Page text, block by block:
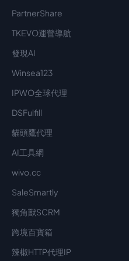
PartnerShare
TKEVO運營導航
發現AI
Winsea123
IPWO全球代理
DSFulfill
貓頭鷹代理
AI工具網
wivo.cc
SaleSmartly
獨角獸SCRM
跨境百寶箱
辣椒HTTP代理IP